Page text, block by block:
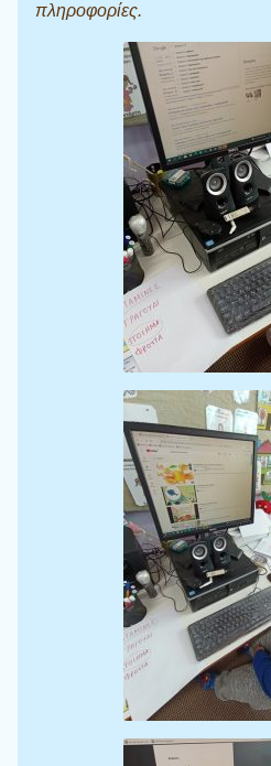
πληροφορίες.